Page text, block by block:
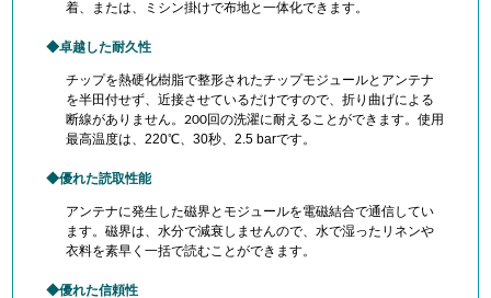
着、または、ミシン掛けで布地と一体化できます。
卓越した耐久性
チップを熱硬化樹脂で整形されたチップモジュールとアンテナ
を半田付せず、近接させているだけですので、折り曲げによる
断線がありません。200回の洗濯に耐えることができます。使用
最高温度は、220℃、30秒、2.5 barです。
優れた読取性能
アンテナに発生した磁界とモジュールを電磁結合で通信してい
ます。磁界は、水分で減衰しませんので、水で湿ったリネンや
衣料を素早く一括で読むことができます。
優れた信頼性